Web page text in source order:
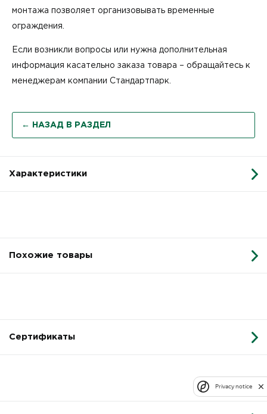
монтажа позволяет организовывать временные
ограждения.
Если возникли вопросы или нужна дополнительная
информация касательно заказа товара – обращайтесь к
менеджерам компании Стандартпарк.
← НАЗАД В РАЗДЕЛ
Характеристики
Похожие товары
Сертификаты
Privacy notice